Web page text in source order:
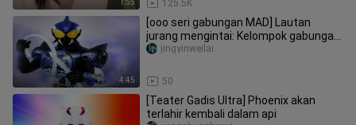
1:55 125.5K
4:45
[ooo seri gabungan MAD] Lautan
jurang mengintai: Kelompok gabungan
Shuiying
50
jingyinweilai
[Teater Gadis Ultra] Phoenix akan
terlahir kembali dalam api